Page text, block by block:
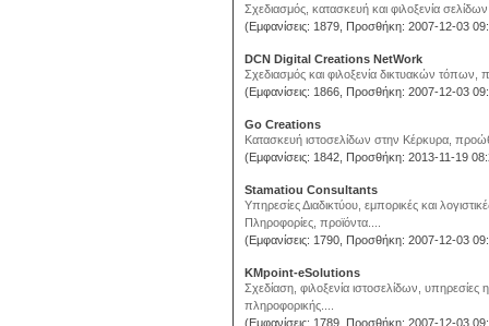
Σχεδιασμός, κατασκευή και φιλοξενία
(Εμφανίσεις: 1879, Προσθήκη: 2007-12-03
DCN Digital Creations NetWork
Σχεδιασμός και φιλοξενία δικτυακών τόπων,
(Εμφανίσεις: 1866, Προσθήκη: 2007-12-03
Go Creations
Κατασκευή ιστοσελίδων στην Κέρκυρα,
(Εμφανίσεις: 1842, Προσθήκη: 2013-11-19
Stamatiou Consultants
Υπηρεσίες Διαδικτύου, εμπορικές και
Πληροφορίες, προϊόντα....
(Εμφανίσεις: 1790, Προσθήκη: 2007-12-03
KMpoint-eSolutions
Σχεδίαση, φιλοξενία ιστοσελίδων,
πληροφορικής....
(Εμφανίσεις: 1789, Προσθήκη: 2007-12-03